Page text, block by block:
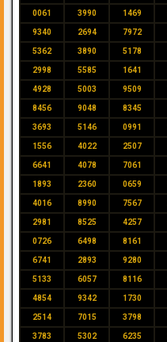
0061 3990 1469
9340 2694 7972
5362 3890 5178
2998 5585 1641
4928 5003 9509
8456 9048 8345
3693 5146 0991
1556 4022 2507
6641 4078 7061
1893 2360 0659
4016 8990 7567
2981 8525 4257
0726 6498 8161
6741 2893 9280
5133 6057 8116
4854 9342 1730
2514 7015 3798
3783 5302 6235